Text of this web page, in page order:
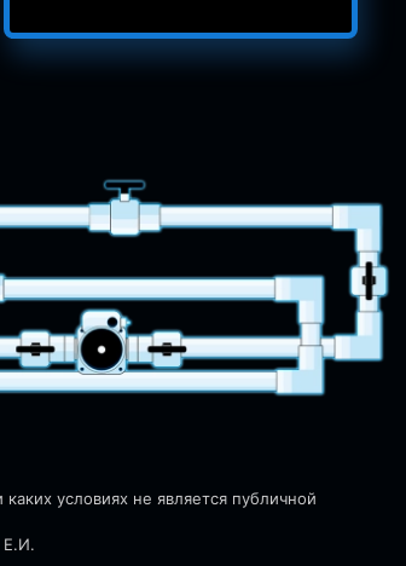
условиях не является публичной
Е.И.